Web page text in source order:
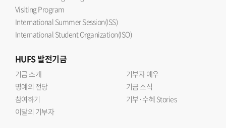
Visiting Program
International Summer Session(ISS)
International Student Organization(ISO)
HUFS발전기금
기금 소개
기부자 예우
명예의 전당
기금 소식
참여하기
기부·수혜 Stories
이달의 기부자